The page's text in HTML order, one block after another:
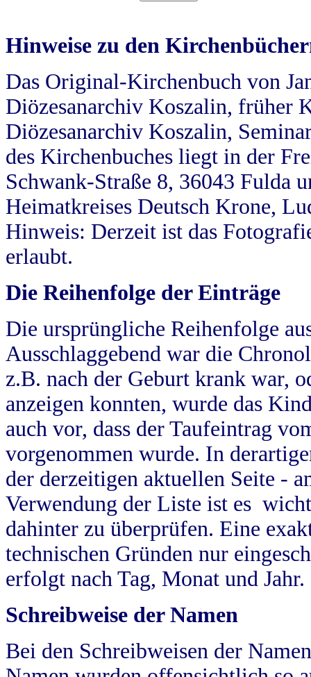
Hinweise zu den
Das Original-Kirchenbuch von
Diözesanarchiv Koszalin, früher
Diözesanarchiv Koszalin,
des Kirchenbuches liegt in der
Schwank-Straße 8, 36043 Fulda
Heimatkreises Deutsch Krone,
Hinweis: Derzeit ist das
erlaubt.
Die Reihenfolge der Einträge
Die ursprüngliche Reihenfolge
Ausschlaggebend war die
z.B. nach der Geburt krank war,
anzeigen konnten, wurde das
auch vor, dass der Taufeintrag
vorgenommen wurde. In
der derzeitigen aktuellen Seite -
Verwendung der Liste ist es
dahinter zu überprüfen. Eine
technischen Gründen nur
erfolgt nach Tag, Monat und Jahr.
Schreibweise der Namen
Bei den Schreibweisen der